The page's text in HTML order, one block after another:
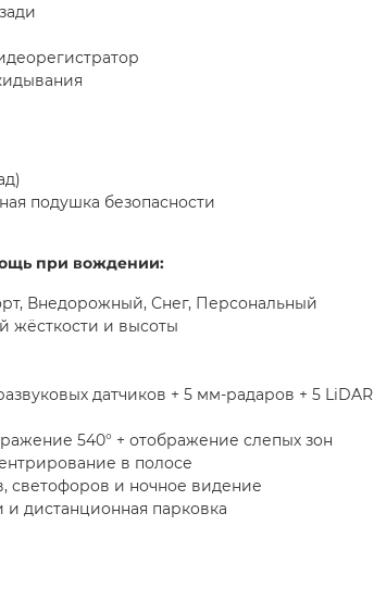
подушка безопасности
при вождении:
Внедорожный, Снег, Персональный
жёсткости и высоты
датчиков + 5 мм-радаров + 5 LiDAR
540° + отображение слепых зон
в полосе
светофоров и ночное видение
дистанционная парковка